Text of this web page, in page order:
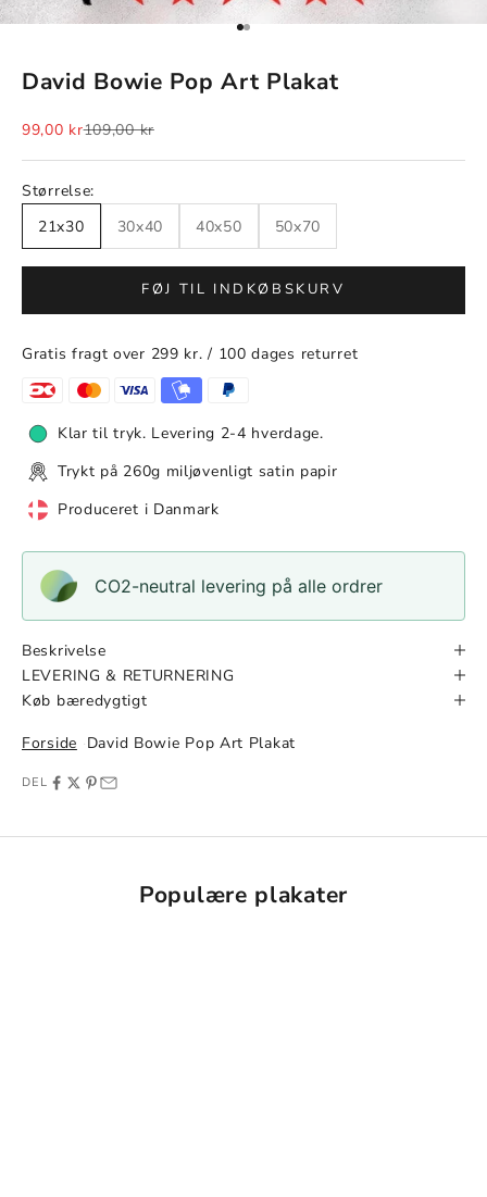
Gå til element 1
Gå til element 2
David Bowie Pop Art Plakat
Salgspris
99,00 krNormalpris
109,00 kr
Størrelse:
21x30
30x40 40x50 50x70
FØJ TIL INDKØBSKURV
Gratis fragt over 299 kr. / 100 dages returret
Klar til tryk. Levering 2-4 hverdage.
Trykt på 260g miljøvenligt satin papir
Produceret i Danmark
CO2-neutral levering på alle ordrer
Beskrivelse
LEVERING & RETURNERING
Køb bæredygtigt
Forside David Bowie Pop Art Plakat
DEL
Populære plakater